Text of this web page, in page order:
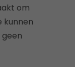
om
kunnen